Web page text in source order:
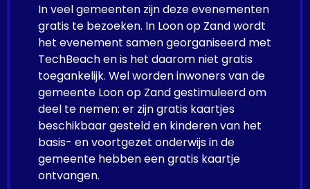
In veel gemeenten zijn deze evenementen
gratis te bezoeken. In Loon op Zand wordt
het evenement samen georganiseerd met
TechBeach en is het daarom niet gratis
toegankelijk. Wel worden inwoners van de
gemeente Loon op Zand gestimuleerd om
deel te nemen: er zijn gratis kaartjes
beschikbaar gesteld en kinderen van het
basis- en voortgezet onderwijs in de
gemeente hebben een gratis kaartje
ontvangen.